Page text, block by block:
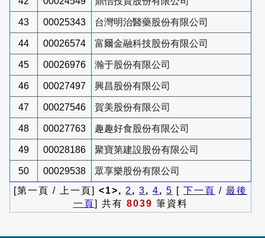
43 00025343 台灣明治醫藥股份有限公司
44 00026574 富爾金融科技股份有限公司
45 00026976 瀚于股份有限公司
46 00027497 興昌股份有限公司
47 00027546 賀美股份有限公司
48 00027763 趣趣好食股份有限公司
49 00028186 聚寶第建設股份有限公司
50 00029538
眾享樂股份有限公司
[第一頁 / 上一頁] <1>, 2 , 3, 4, 5 [ 下一頁 / 最後
一頁] 共有 8039 筆資料